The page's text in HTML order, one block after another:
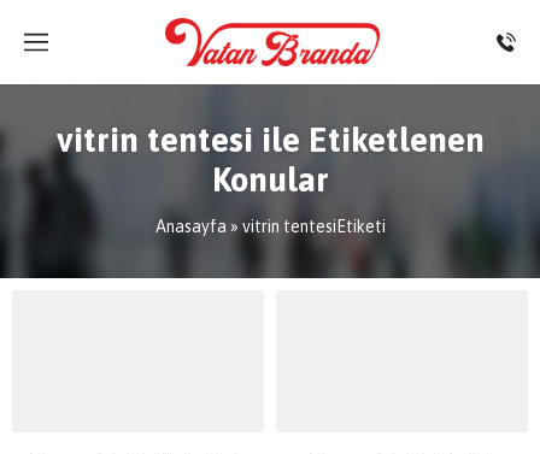
vitrin tentesi ile Etiketlenen
Konular
Anasayfa » vitrin tentesiEtiketi